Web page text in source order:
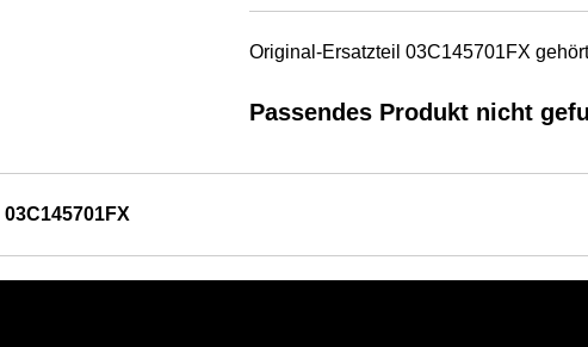
Original-Ersatzteil 03C145701FX
Passendes Produkt nicht
03C145701FX